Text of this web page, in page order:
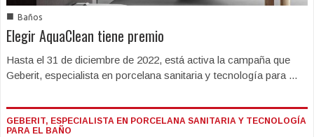
■ Baños
Elegir AquaClean tiene premio
Hasta el 31 de diciembre de 2022, está activa la campaña que
Geberit, especialista en porcelana sanitaria y tecnología para ...
GEBERIT, ESPECIALISTA EN PORCELANA SANITARIA Y TECNOLOGÍA
PARA EL BAÑO